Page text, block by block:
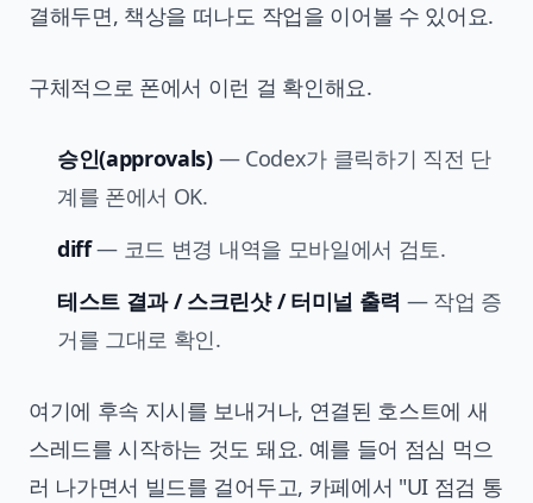
결해두면, 책상을 떠나도 작업을 이어볼 수 있어요.
구체적으로 폰에서 이런 걸 확인해요.
승인(approvals)— Codex가 클릭하기 직전 단
계를 폰에서 OK.
diff— 코드 변경 내역을 모바일에서 검토.
테스트 결과 / 스크린샷 / 터미널 출력 — 작업 증
거를 그대로 확인.
여기에 후속 지시를 보내거나, 연결된 호스트에 새
스레드를 시작하는 것도 돼요. 예를 들어 점심 먹으
러 나가면서 빌드를 걸어두고, 카페에서 "UI 점검 통